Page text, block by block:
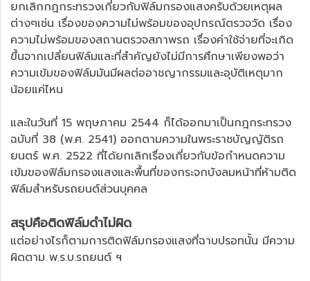
ยกเลิกกฎกระทรวงเกี่ยวกับฟิล์มกรองแสงครับด้วยเหตุผล
ต่างๆเช่น เรื่องของความไม่พร้อมของอุปกรณ์ตรวจวัด เรื่อง
ความไม่พร้อมของสถานตรวจสภาพรถ เรื่องค่าใช้จ่ายที่จะเกิด
ขึ้นจากเปลี่ยนฟิล์มและที่สำคัญยังไม่มีการศึกษาเพียงพอว่า
ความเข้มของฟิล์มมันมีผลต่ออาชญากรรมและอุบัติเหตุมาก
น้อยแค่ไหน
และในวันที่ 15 พฤษภาคม 2544 ก็ได้ออกมาเป็นกฎกระทรวง
ฉบับที่ 38 (พ.ศ. 2541) ออกตามความในพระราชบัญญัติรถ
ยนตร์ พ.ศ. 2522 ที่ได้ยกเลิกเรื่องเกี่ยวกับข้อกำหนดความ
เข้มของฟิล์มกรองแสงและพื้นที่ของกระจกบังลมหน้าที่ห้ามติด
ฟิล์มสำหรับรถยนต์ส่วนบุคคล
สรุปคือติดฟิล์มดำไม่ผิด
แต่อย่างไรก็ตามการติดฟิล์มกรองแสงที่ฉาบปรอทนั้น มีความ
ผิดตาม พ.ร.บ.รถยนต์ ฯ